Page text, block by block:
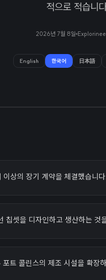
적으로 적습니
2026년 7월 8일
English 한국어 日本語
상의 장기 계약을 체결했습니다.
칩셋을 디자인하고 생산하는 것
트 콜린스의 제조 시설을 확장